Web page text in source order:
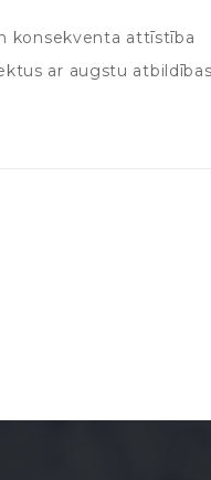
konsekventa attīstība
ar augstu